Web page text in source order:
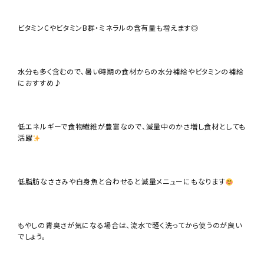
ビタミンCやビタミンB群・ミネラルの含有量も増えます◎
水分も多く含むので、暑い時期の食材からの水分補給やビタミンの補給
におすすめ♪
低エネルギーで食物繊維が豊富なので、減量中のかさ増し食材としても
活躍
低脂肪なささみや白身魚と合わせると減量メニューにもなります
もやしの青臭さが気になる場合は、流水で軽く洗ってから使うのが良い
でしょう。